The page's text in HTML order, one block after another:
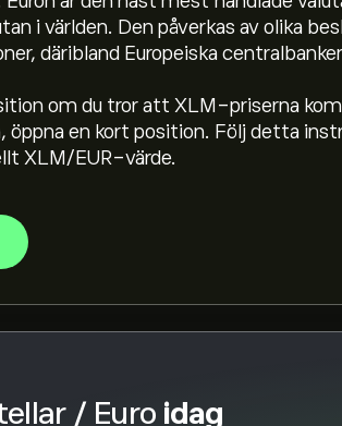
i världen. Den påverkas av olika
däribland Europeiska
om du tror att XLM-priserna
en kort position. Följ detta
XLM/EUR-värde.
/ Euro idag
24-timmarshandelsvolym på
eller "1W" på eToro-diagrammet
/ Euro. Priset på Stellar / Euro
pris i framtiden.